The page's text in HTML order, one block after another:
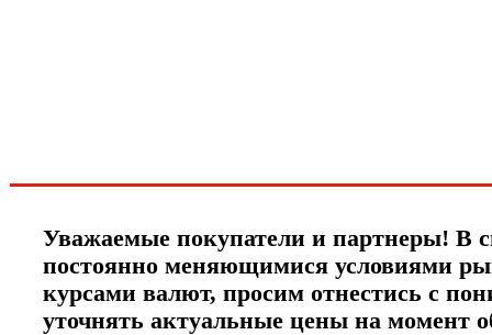
Уважаемые покупатели и партнеры! В
постоянно меняющимися условиями
курсами валют, просим отнестись с
уточнять актуальные цены на момент